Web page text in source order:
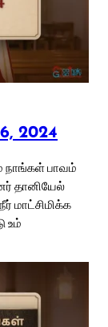
2024
நாங்கள் பாவம்
தானியேல்
மாட்சிமிக்க
உம்